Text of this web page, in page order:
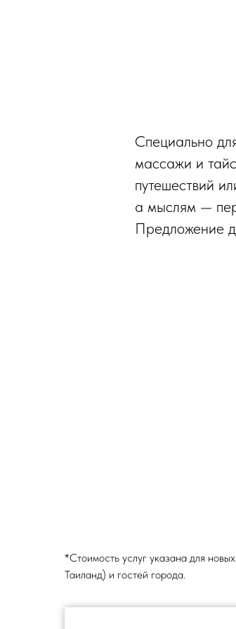
Специально
массажи и
путешествий
а мыслям —
Предложение
*Стоимость услуг указана для
Таиланд) и гостей города.